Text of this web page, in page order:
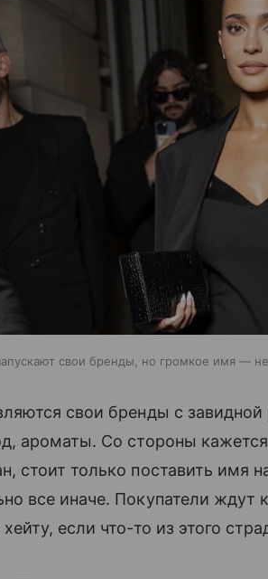
свои бренды, но громкое имя — не
свои бренды с
ароматы. Со стороны
стоит только поставить имя
все иначе. Покупатели ждут
если что-то из этого